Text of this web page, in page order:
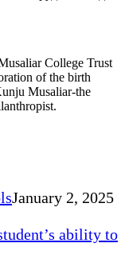
College Trust
of the birth
Musaliar-the
January 2, 2025
ability to